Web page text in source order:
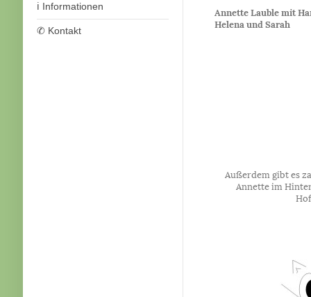
ℹ️ Informationen
✆ Kontakt
Annette Lauble mit
Helena und Sarah
Außerdem gibt es
Annette im